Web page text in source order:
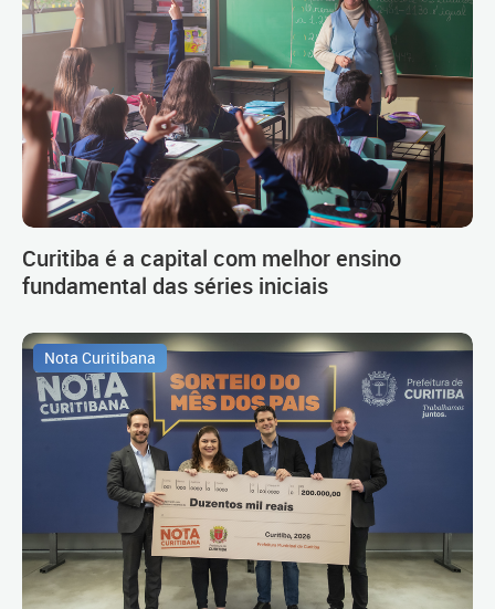
Curitiba é a capital com melhor ensino
fundamental das séries iniciais
Nota Curitibana